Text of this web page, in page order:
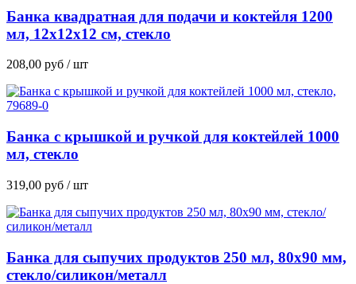
Банка квадратная для подачи и коктейля 1200
мл, 12х12х12 см, стекло
208,00 руб / шт
Банка с крышкой и ручкой для коктейлей 1000
мл, стекло
319,00 руб / шт
Банка для сыпучих продуктов 250 мл, 80х90 мм,
стекло/силикон/металл